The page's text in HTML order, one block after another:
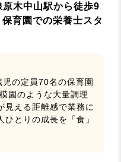
原木中山駅から徒歩9
育園での栄養士スタ
の定員70名の保育園
園のような大量調理
見える距離感で業務に
とりの成長を「食」